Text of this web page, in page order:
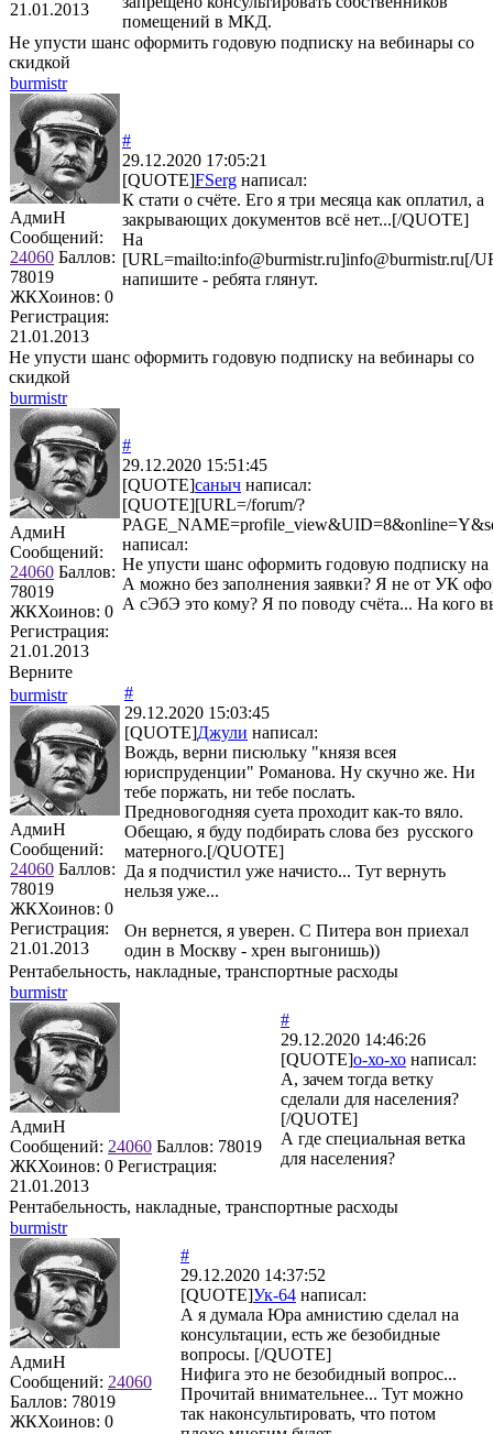
21.01.2013
помещений в МКД.
Не упусти шанс оформить годовую подписку на вебинары со
скидкой
burmistr
АдмиН
Сообщений:
24060 Баллов:
78019
ЖКХоинов: 0
Регистрация:
21.01.2013
#
29.12.2020 17:05:21
[QUOTE]FSerg написал:
К стати о счёте. Его я три месяца как оплатил, а
закрывающих документов всё нет...[/QUOTE]
На
[URL=mailto:info@burmistr.ru]info@burmistr.ru[/
напишите - ребята глянут.
Не упусти шанс оформить годовую подписку на вебинары со
скидкой
burmistr
АдмиН
Сообщений:
24060 Баллов:
78019
ЖКХоинов: 0
Регистрация:
21.01.2013
#
29.12.2020 15:51:45
[QUOTE]саныч написал:
[QUOTE][URL=/forum/?
написал:
Не упусти шанс оформить годовую подписку
А можно без заполнения заявки? Я не от УК
А сЭбЭ это кому? Я по поводу счёта... На кого
Верните
burmistr
АдмиН
Сообщений:
24060 Баллов:
78019
ЖКХоинов: 0
Регистрация:
21.01.2013
#
29.12.2020 15:03:45
[QUOTE]Джули написал:
Вождь, верни писюльку "князя всея
юриспруденции" Романова. Ну скучно же. Ни
тебе поржать, ни тебе послать.
Предновогодняя суета проходит как-то вяло.
Обещаю, я буду подбирать слова без русского
матерного.[/QUOTE]
Да я подчистил уже начисто... Тут вернуть
нельзя уже...
Он вернется, я уверен. С Питера вон приехал
один в Москву - хрен выгонишь))
Рентабельность, накладные, транспортные расходы
burmistr
АдмиН
Сообщений: 24060 Баллов: 78019
ЖКХоинов: 0 Регистрация:
21.01.2013
#
29.12.2020 14:46:26
[QUOTE]о-хо-хо написал:
А, зачем тогда ветку
сделали для населения?
[/QUOTE]
А где специальная ветка
для населения?
Рентабельность, накладные, транспортные расходы
burmistr
АдмиН
Сообщений: 24060
Баллов: 78019
ЖКХоинов: 0
#
29.12.2020 14:37:52
[QUOTE]Ук-64 написал:
А я думала Юра амнистию сделал на
консультации, есть же безобидные
вопросы. [/QUOTE]
Нифига это не безобидный вопрос...
Прочитай внимательнее... Тут можно
так наконсультировать, что потом